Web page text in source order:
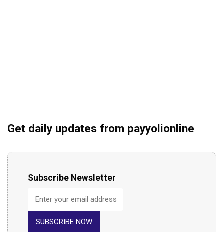
Get daily updates from payyolionline
Subscribe Newsletter
SUBSCRIBE NOW